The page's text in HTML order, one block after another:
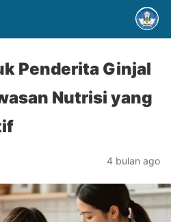
Penderita Ginjal
Nutrisi yang
4 bulan ago